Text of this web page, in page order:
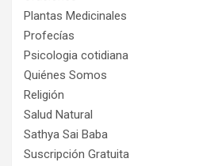
Plantas Medicinales
Profecías
Psicologia cotidiana
Quiénes Somos
Religión
Salud Natural
Sathya Sai Baba
Suscripción Gratuita